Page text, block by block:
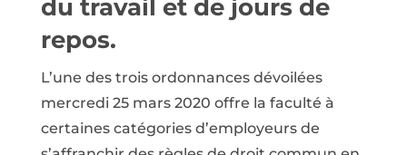
du travail et de jours de
repos.
L’une des trois ordonnances dévoilées
mercredi 25 mars 2020 offre la faculté à
certaines catégories d’employeurs de